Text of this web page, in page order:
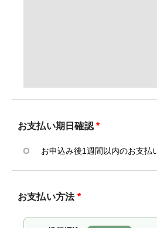
お支払い期日確認*
お申込み後1週間以内のお支払
お支払い方法 *